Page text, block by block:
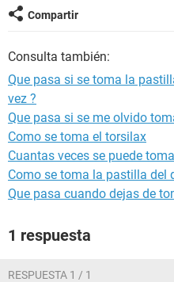
Compartir
Consulta también:
Que pasa si se toma la
vez ?
Que pasa si se me olvido
Como se toma el torsilax
Cuantas veces se puede
Como se toma la pastilla del
Que pasa cuando dejas de
1 respuesta
RESPUESTA 1 / 1